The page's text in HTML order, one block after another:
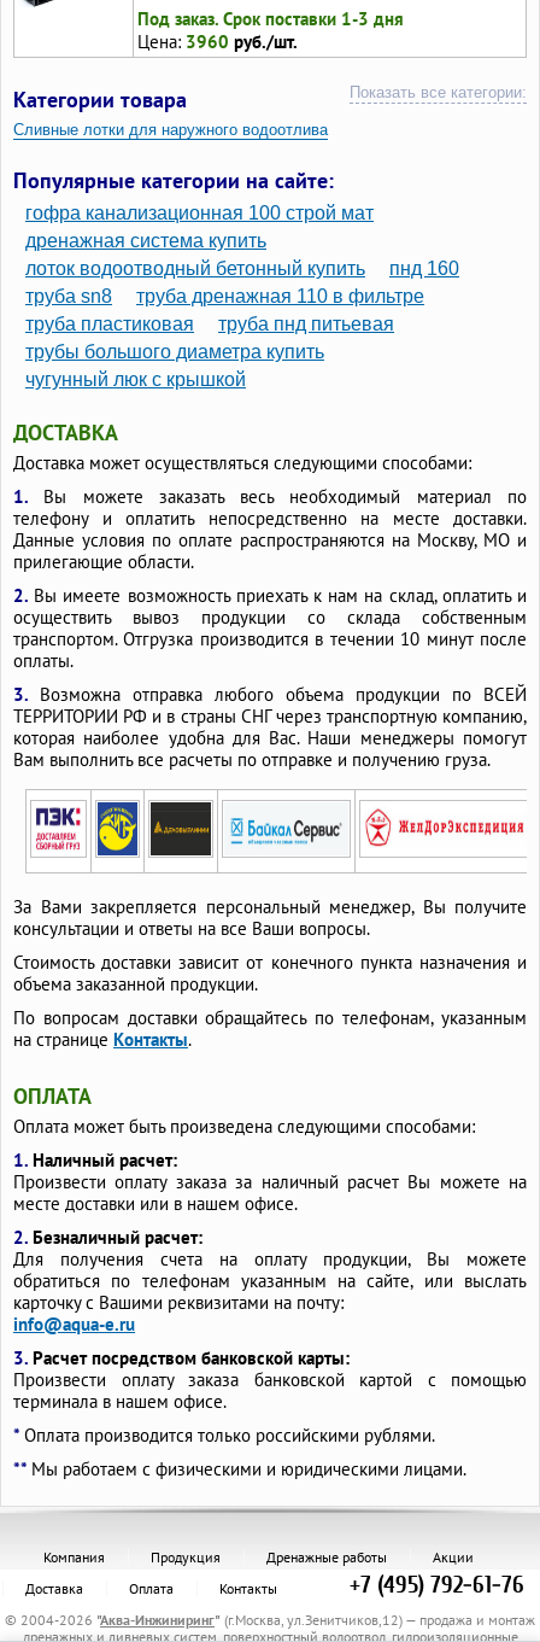
Под заказ. Срок поставки 1-3 дня
Цена: 3960 руб./шт.
Категории товара Показать все категории:
Сливные лотки для наружного водоотлива
Лотки для канавы пластиковые
Лотки водоотводные пластиковые с чугунной решеткой
Лотки водоотводные пластиковые с решеткой гидролика
Дренажные короба
Популярные категории на сайте:
гофра канализационная 100 строй мат
дренажная система купить
лоток водоотводный бетонный купить
пнд 160
труба sn8
труба дренажная 110 в фильтре
труба пластиковая
труба пнд питьевая
трубы большого диаметра купить
чугунный люк с крышкой
ДОСТАВКА
Доставка может осуществляться следующими способами:
1. Вы можете заказать весь необходимый материал по
телефону и оплатить непосредственно на месте доставки.
Данные условия по оплате распространяются на Москву, МО и
прилегающие области.
2. Вы имеете возможность приехать к нам на склад, оплатить и
осуществить вывоз продукции со склада собственным
транспортом. Отгрузка производится в течении 10 минут после
оплаты.
3. Возможна отправка любого объема продукции по ВСЕЙ
ТЕРРИТОРИИ РФ и в страны СНГ через транспортную компанию,
которая наиболее удобна для Вас. Наши менеджеры помогут
Вам выполнить все расчеты по отправке и получению груза.
За Вами закрепляется персональный менеджер, Вы получите
консультации и ответы на все Ваши вопросы.
Стоимость доставки зависит от конечного пункта назначения и
объема заказанной продукции.
По вопросам доставки обращайтесь по телефонам, указанным
на странице Контакты.
ОПЛАТА
Оплата может быть произведена следующими способами:
1. Наличный расчет:
Произвести оплату заказа за наличный расчет Вы можете на
месте доставки или в нашем офисе.
2. Безналичный расчет:
Для получения счета на оплату продукции, Вы можете
обратиться по телефонам указанным на сайте, или выслать
карточку с Вашими реквизитами на почту:
info@aqua-e.ru
3. Расчет посредством банковской карты:
Произвести оплату заказа банковской картой с помощью
терминала в нашем офисе.
* Оплата производится только российскими рублями.
** Мы работаем с физическими и юридическими лицами.
Компания Продукция Дренажные работы
Акции
Доставка
Оплата Контакты +7 (495) 792-61-76
© 2004-2026 "Аква-Инжиниринг" (г.Москва, ул.Зенитчиков,12) — продажа и монтаж
дренажных и ливневых систем, поверхностный водоотвод, гидроизоляционные